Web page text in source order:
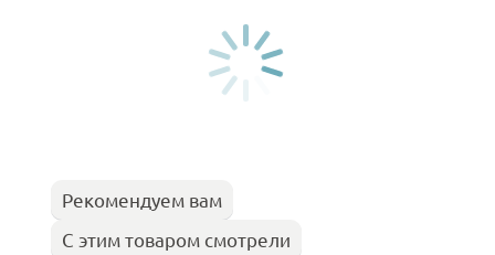
Рекомендуем вам
С этим товаром смотрели